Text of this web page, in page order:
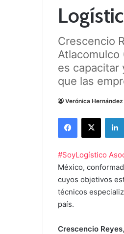
Crescencio
Atlacomulco
es capacitar
que las
Verónica
#SoyLogístico
México,
cuyos objetivos
técnicos
país.
Crescencio Reyes,